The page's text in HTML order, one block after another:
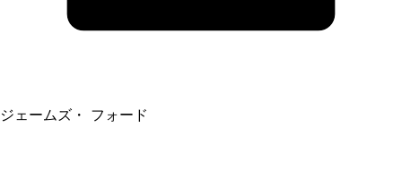
ジェームズ・ フォード